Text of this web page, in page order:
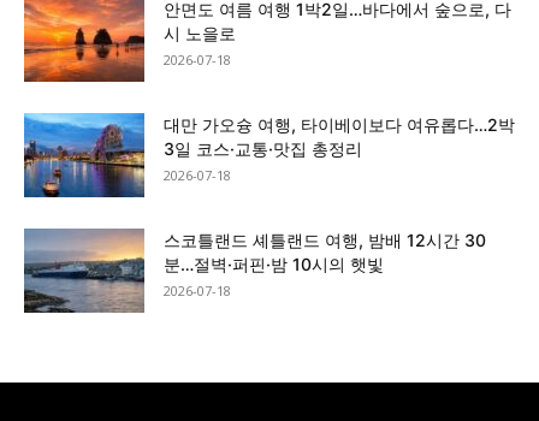
안면도 여름 여행 1박2일…바다에서 숲으로, 다
시 노을로
2026-07-18
대만 가오슝 여행, 타이베이보다 여유롭다…2박
3일 코스·교통·맛집 총정리
2026-07-18
스코틀랜드 셰틀랜드 여행, 밤배 12시간 30
분…절벽·퍼핀·밤 10시의 햇빛
2026-07-18